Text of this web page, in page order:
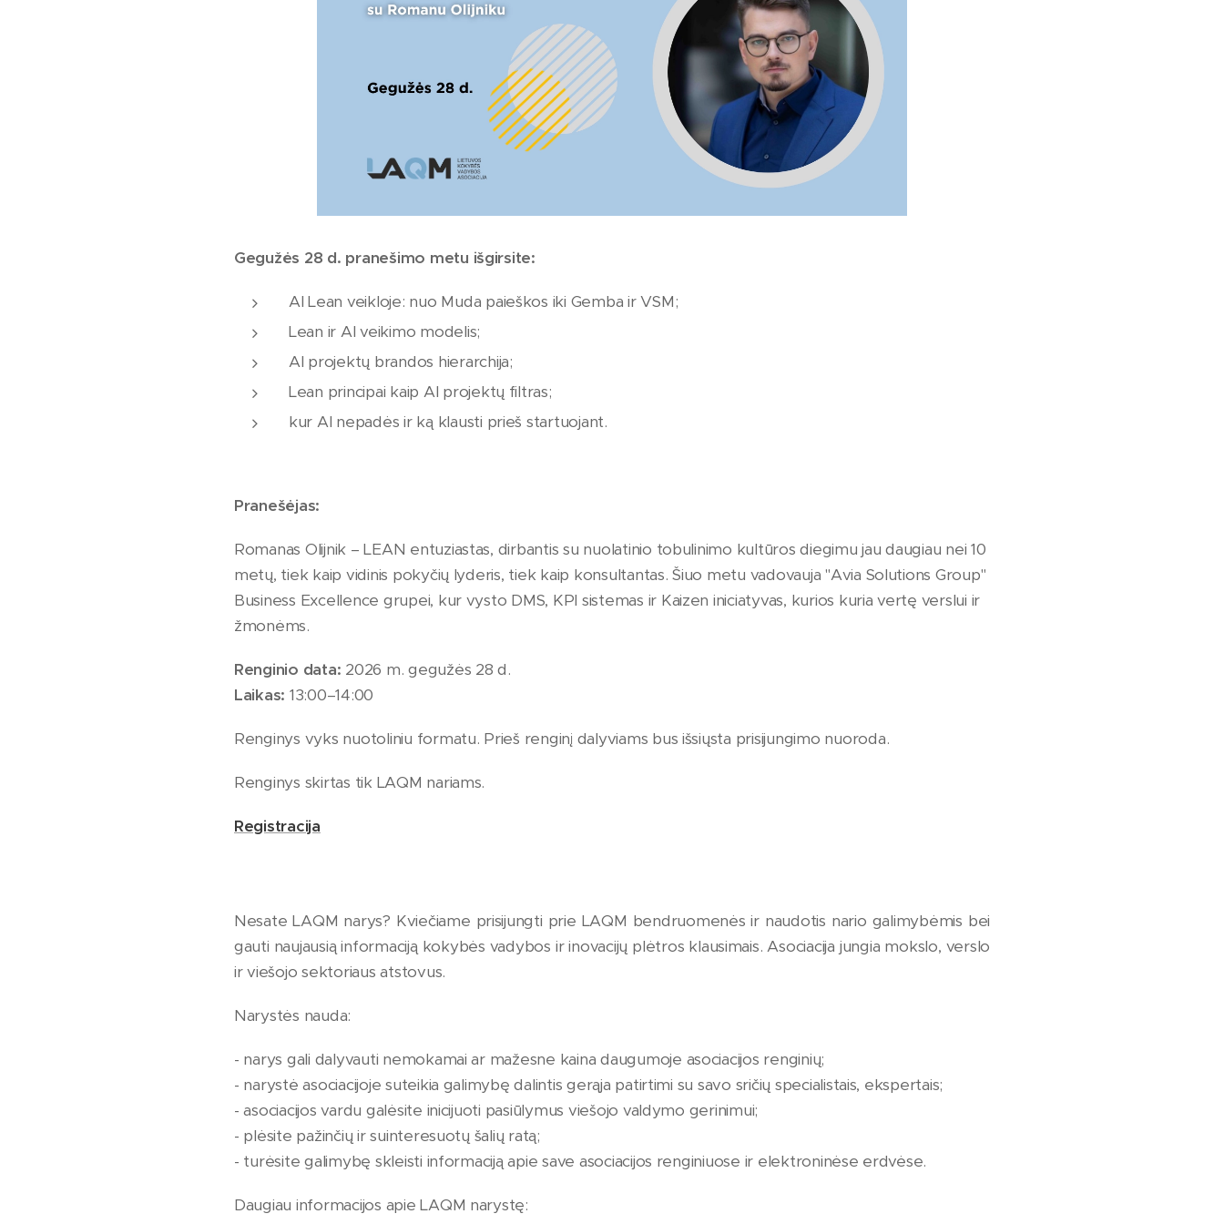
Gegužės 28 d. pranešimo metu išgirsite:
AI Lean veikloje: nuo Muda paieškos iki Gemba ir VSM;
Lean ir AI veikimo modelis;
AI projektų brandos hierarchija;
Lean principai kaip AI projektų filtras;
kur AI nepadės ir ką klausti prieš startuojant.
Pranešėjas:
Romanas Olijnik – LEAN entuziastas, dirbantis su nuolatinio tobulinimo kultūros diegimu jau daugiau nei 10
metų, tiek kaip vidinis pokyčių lyderis, tiek kaip konsultantas. Šiuo metu vadovauja "Avia Solutions Group"
Business Excellence grupei, kur vysto DMS, KPI sistemas ir Kaizen iniciatyvas, kurios kuria vertę verslui ir
žmonėms.
Renginio data: 2026 m. gegužės 28 d.
Laikas: 13:00–14:00
Renginys vyks nuotoliniu formatu. Prieš renginį dalyviams bus išsiųsta prisijungimo nuoroda.
Renginys skirtas tik LAQM nariams.
Registracija
Nesate LAQM narys? Kviečiame prisijungti prie LAQM bendruomenės ir naudotis nario galimybėmis bei
gauti naujausią informaciją kokybės vadybos ir inovacijų plėtros klausimais. Asociacija jungia mokslo, verslo
ir viešojo sektoriaus atstovus.
Narystės nauda:
- narys gali dalyvauti nemokamai ar mažesne kaina daugumoje asociacijos renginių;
- narystė asociacijoje suteikia galimybę dalintis gerąja patirtimi su savo sričių specialistais, ekspertais;
- asociacijos vardu galėsite inicijuoti pasiūlymus viešojo valdymo gerinimui;
- plėsite pažinčių ir suinteresuotų šalių ratą;
- turėsite galimybę skleisti informaciją apie save asociacijos renginiuose ir elektroninėse erdvėse.
Daugiau informacijos apie LAQM narystę: